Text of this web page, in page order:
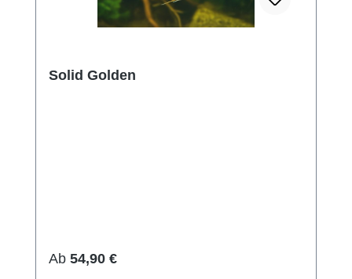
Solid Golden
Regulärer Preis:
Ab 54,90 €